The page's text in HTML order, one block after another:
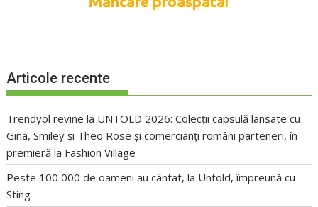
Articole recente
Trendyol revine la UNTOLD 2026: Colecții capsulă lansate cu
Gina, Smiley și Theo Rose și comercianți români parteneri, în
premieră la Fashion Village
Peste 100 000 de oameni au cântat, la Untold, împreună cu
Sting